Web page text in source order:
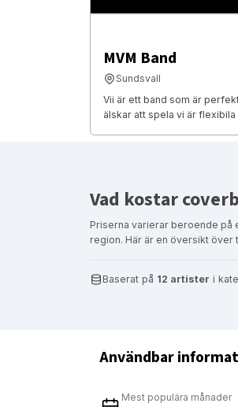
MVM Band
Sundsvall
Vii är ett band som är
älskar att spela vi är
Vad kostar
Priserna varierar beroende
region. Här är en översikt över
Baserat på 12 artister i
Användbar
Mest populära månader